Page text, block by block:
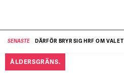
SENASTE DÄRFÖR BRYR SIG HRF OM VALET
ÅLDERSGRÄNS.